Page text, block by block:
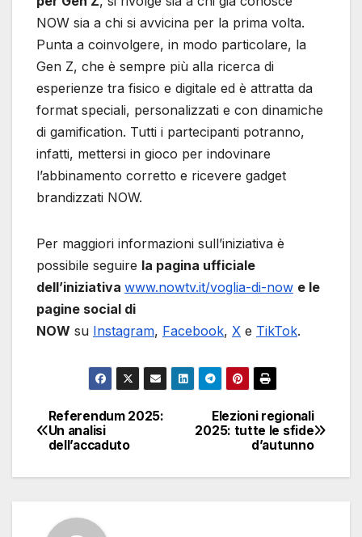
NOW sia a chi si avvicina per la prima volta.
Punta a coinvolgere, in modo particolare, la
Gen Z, che è sempre più alla ricerca di
esperienze tra fisico e digitale ed è attratta da
format speciali, personalizzati e con dinamiche
di gamification. Tutti i partecipanti potranno,
infatti, mettersi in gioco per indovinare
l’abbinamento corretto e ricevere gadget
brandizzati NOW.
Per maggiori informazioni sull’iniziativa è
possibile seguire la pagina ufficiale
dell’iniziativa www.nowtv.it/voglia-di-now e le
pagine social di
NOW su Instagram, Facebook, X e TikTok.
Navigazione
articoli
Elezioni regionali
2025: tutte le sfide
d’autunno
Referendum 2025:
Un analisi
dell’accaduto